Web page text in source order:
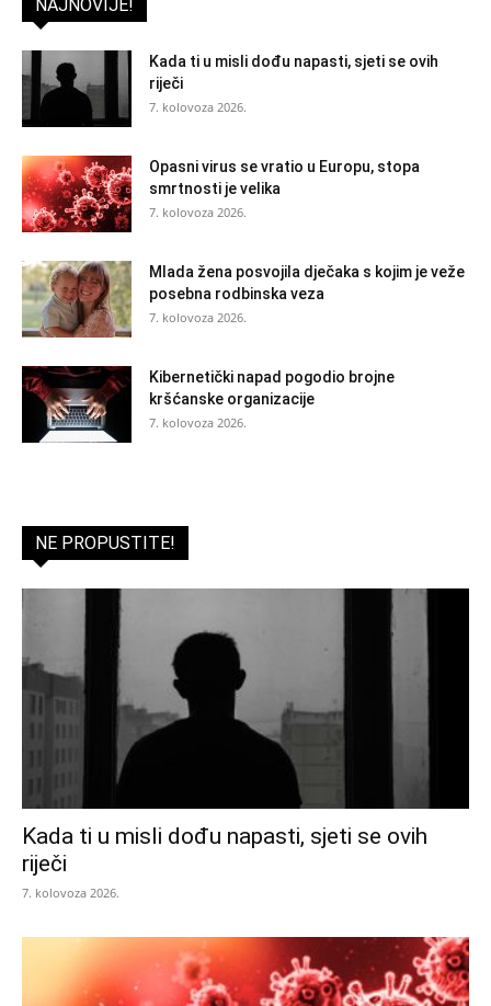
NAJNOVIJE!
Kada ti u misli dođu napasti, sjeti se ovih
riječi
7. kolovoza 2026.
Opasni virus se vratio u Europu, stopa
smrtnosti je velika
7. kolovoza 2026.
Mlada žena posvojila dječaka s kojim je veže
posebna rodbinska veza
7. kolovoza 2026.
Kibernetički napad pogodio brojne
kršćanske organizacije
7. kolovoza 2026.
NE PROPUSTITE!
Kada ti u misli dođu napasti, sjeti se ovih
riječi
7. kolovoza 2026.